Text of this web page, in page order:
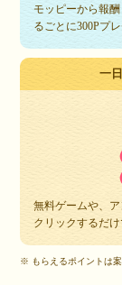
モッピーから報
るごとに300Pプレ
一
無料ゲームや、
クリックするだ
※ もらえるポイントは案